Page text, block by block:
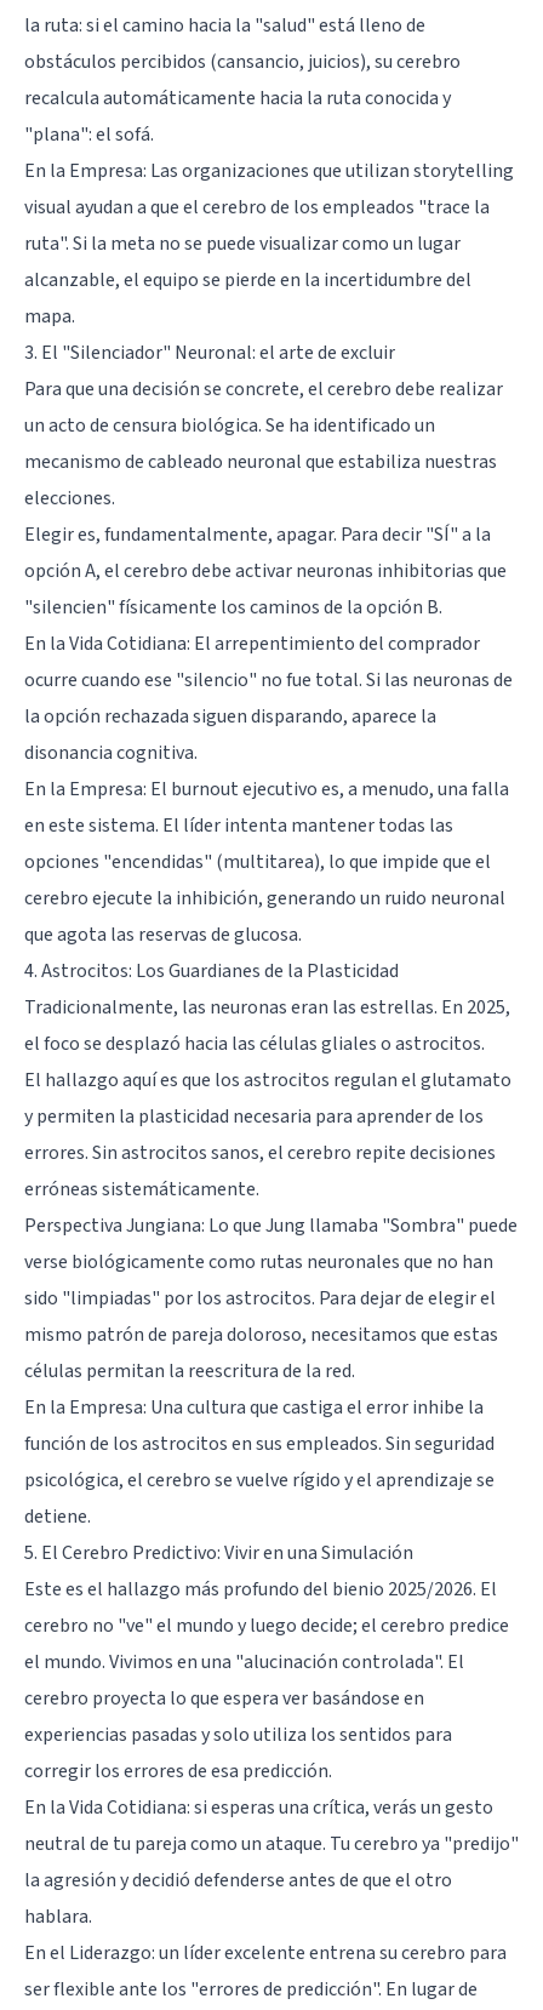
la ruta: si el camino hacia la "salud" está lleno de
obstáculos percibidos (cansancio, juicios), su cerebro
recalcula automáticamente hacia la ruta conocida y
"plana": el sofá.
En la Empresa: Las organizaciones que utilizan storytelling
visual ayudan a que el cerebro de los empleados "trace la
ruta". Si la meta no se puede visualizar como un lugar
alcanzable, el equipo se pierde en la incertidumbre del
mapa.
3. El "Silenciador" Neuronal: el arte de excluir
Para que una decisión se concrete, el cerebro debe realizar
un acto de censura biológica. Se ha identificado un
mecanismo de cableado neuronal que estabiliza nuestras
elecciones.
Elegir es, fundamentalmente, apagar. Para decir "SÍ" a la
opción A, el cerebro debe activar neuronas inhibitorias que
"silencien" físicamente los caminos de la opción B.
En la Vida Cotidiana: El arrepentimiento del comprador
ocurre cuando ese "silencio" no fue total. Si las neuronas de
la opción rechazada siguen disparando, aparece la
disonancia cognitiva.
En la Empresa: El burnout ejecutivo es, a menudo, una falla
en este sistema. El líder intenta mantener todas las
opciones "encendidas" (multitarea), lo que impide que el
cerebro ejecute la inhibición, generando un ruido neuronal
que agota las reservas de glucosa.
4. Astrocitos: Los Guardianes de la Plasticidad
Tradicionalmente, las neuronas eran las estrellas. En 2025,
el foco se desplazó hacia las células gliales o astrocitos.
El hallazgo aquí es que los astrocitos regulan el glutamato
y permiten la plasticidad necesaria para aprender de los
errores. Sin astrocitos sanos, el cerebro repite decisiones
erróneas sistemáticamente.
Perspectiva Jungiana: Lo que Jung llamaba "Sombra" puede
verse biológicamente como rutas neuronales que no han
sido "limpiadas" por los astrocitos. Para dejar de elegir el
mismo patrón de pareja doloroso, necesitamos que estas
células permitan la reescritura de la red.
En la Empresa: Una cultura que castiga el error inhibe la
función de los astrocitos en sus empleados. Sin seguridad
psicológica, el cerebro se vuelve rígido y el aprendizaje se
detiene.
5. El Cerebro Predictivo: Vivir en una Simulación
Este es el hallazgo más profundo del bienio 2025/2026. El
cerebro no "ve" el mundo y luego decide; el cerebro predice
el mundo. Vivimos en una "alucinación controlada". El
cerebro proyecta lo que espera ver basándose en
experiencias pasadas y solo utiliza los sentidos para
corregir los errores de esa predicción.
En la Vida Cotidiana: si esperas una crítica, verás un gesto
neutral de tu pareja como un ataque. Tu cerebro ya "predijo"
la agresión y decidió defenderse antes de que el otro
hablara.
En el Liderazgo: un líder excelente entrena su cerebro para
ser flexible ante los "errores de predicción". En lugar de